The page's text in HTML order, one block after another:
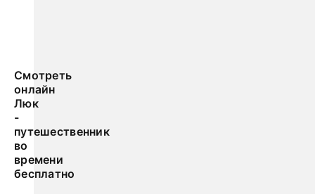
Смотреть
онлайн
Люк
-
путешественник
во
времени
бесплатно